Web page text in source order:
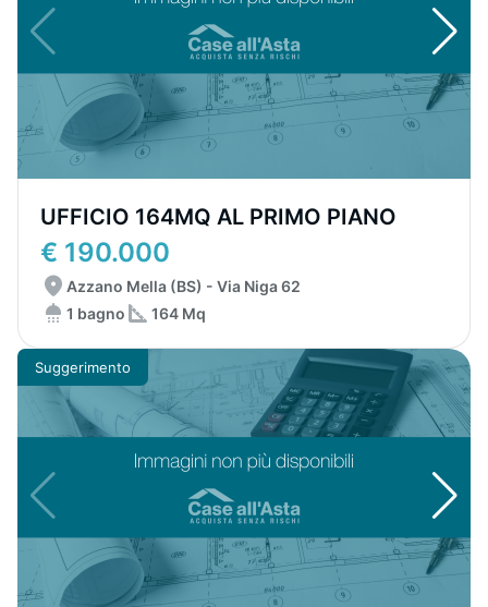
UFFICIO 164MQ AL PRIMO PIANO
€ 190.000
Azzano Mella (BS) - Via Niga 62
1 bagno
164 Mq
Suggerimento